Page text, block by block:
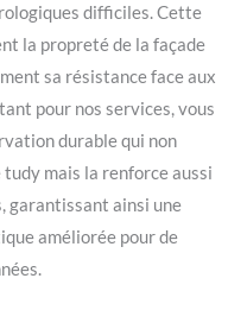
difficiles. Cette
la propreté de la façade
sa résistance face aux
pour nos services, vous
durable qui non
mais la renforce aussi
garantissant ainsi une
améliorée pour de